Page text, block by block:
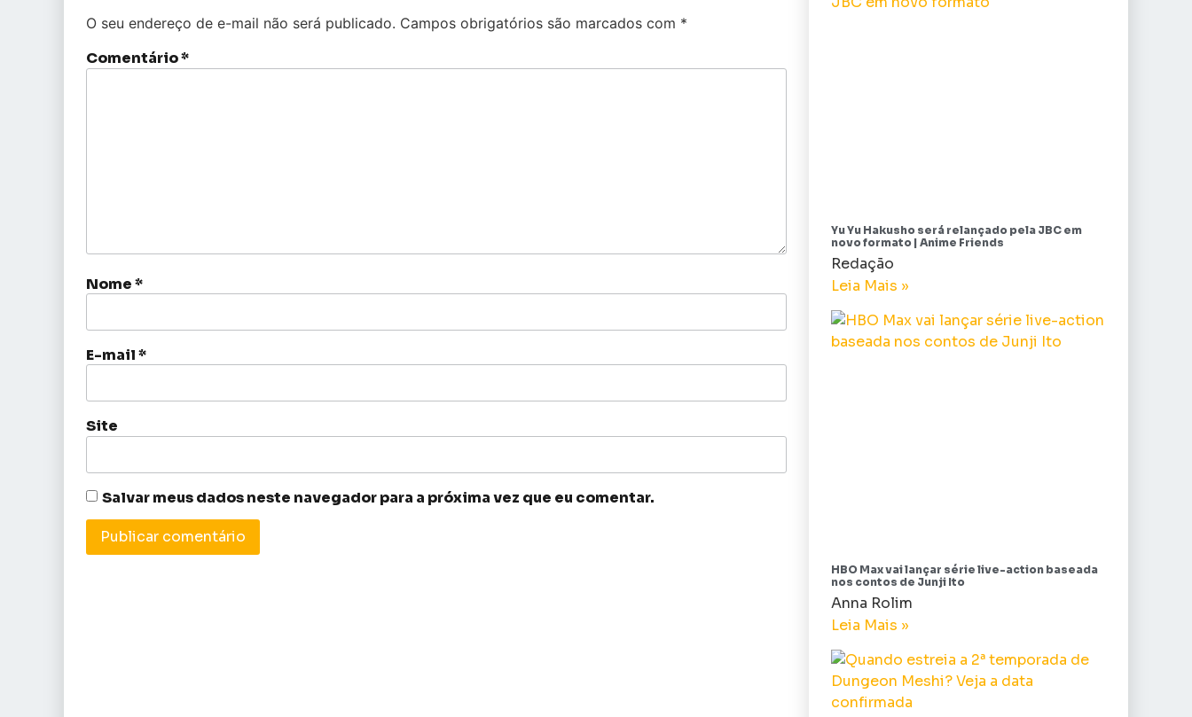
O seu endereço de e-mail não será publicado. Campos obrigatórios são marcados com *
Comentário*
Nome*
E-mail*
Site
Salvar meus dados neste navegador para a próxima vez que eu comentar.
Yu Yu Hakusho será relançado pela JBC em
novo formato | Anime Friends
Redação
Leia Mais »
HBO Max vai lançar série live-action baseada
nos contos de Junji Ito
Anna Rolim
Leia Mais »